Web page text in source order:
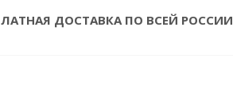
ДОСТАВКА ПО ВСЕЙ РОССИИ